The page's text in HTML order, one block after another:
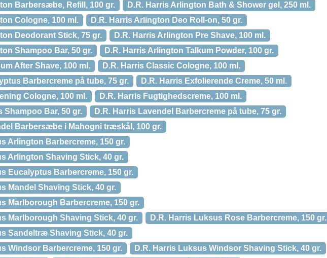
Barbersæbe, Refill, 100 gr.
D.R. Harris Arlington Bath & Shower gel, 250 ml.
Cologne, 100 ml.
D.R. Harris Arlington Deo Roll-on, 50 gr.
Deodorant Stick, 75 gr.
D.R. Harris Arlington Pre Shave, 100 ml.
Shampoo Bar, 50 gr.
D.R. Harris Arlington Talkum Powder, 100 gr.
After Shave, 100 ml.
D.R. Harris Classic Cologne, 100 ml.
Barbercreme på tube, 75 gr.
D.R. Harris Exfolierende Creme, 50 ml.
Cologne, 100 ml.
D.R. Harris Fugtighedscreme, 100 ml.
Shampoo Bar, 50 gr.
D.R. Harris Lavendel Barbercreme på tube, 75 gr.
Barbersæbe i Mahogni træskål, 100 gr.
Arlington Barbercreme, 150 gr.
Arlington Shaving Stick, 40 gr.
Eucalyptus Barbercreme, 150 gr.
Mandel Shaving Stick, 40 gr.
Marlborough Barbercreme, 150 gr.
Marlborough Shaving Stick, 40 gr.
D.R. Harris Luksus Rose Barbercreme, 150 gr.
Sandeltræ Shaving Stick, 40 gr.
Windsor Barbercreme, 150 gr.
D.R. Harris Luksus Windsor Shaving Stick, 40 gr.